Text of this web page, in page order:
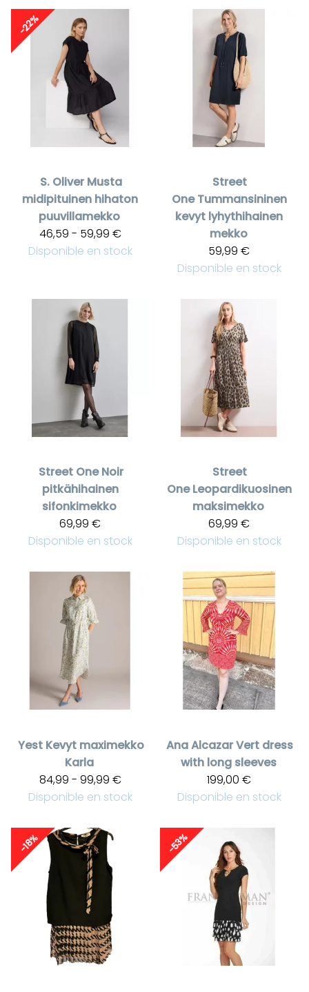
-22%
S. Oliver Musta
midipituinen hihaton
puuvillamekko
46,59 - 59,99 €
Disponible en stock
Street
One Tummansininen
kevyt lyhythihainen
mekko
59,99 €
Disponible en stock
Street One Noir
pitkähihainen
sifonkimekko
69,99 €
Disponible en stock
Street
One Leopardikuosinen
maksimekko
69,99 €
Disponible en stock
Yest Kevyt maximekko
Karla
84,99 - 99,99 €
Disponible en stock
Ana AlcazarVert dress
with long sleeves
199,00 €
Disponible en stock
-18% -53%